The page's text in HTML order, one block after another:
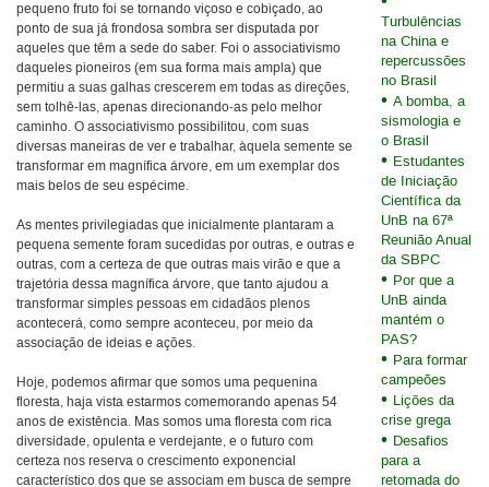
pequeno fruto foi se tornando viçoso e cobiçado, ao
ponto de sua já frondosa sombra ser disputada por
aqueles que têm a sede do saber. Foi o associativismo
daqueles pioneiros (em sua forma mais ampla) que
permitiu a suas galhas crescerem em todas as direções,
sem tolhê-las, apenas direcionando-as pelo melhor
caminho. O associativismo possibilitou, com suas
diversas maneiras de ver e trabalhar, àquela semente se
transformar em magnífica árvore, em um exemplar dos
mais belos de seu espécime.
As mentes privilegiadas que inicialmente plantaram a
pequena semente foram sucedidas por outras, e outras e
outras, com a certeza de que outras mais virão e que a
trajetória dessa magnífica árvore, que tanto ajudou a
transformar simples pessoas em cidadãos plenos
acontecerá, como sempre aconteceu, por meio da
associação de ideias e ações.
Hoje, podemos afirmar que somos uma pequenina
floresta, haja vista estarmos comemorando apenas 54
anos de existência. Mas somos uma floresta com rica
diversidade, opulenta e verdejante, e o futuro com
certeza nos reserva o crescimento exponencial
característico dos que se associam em busca de sempre
Turbulências
na China e
repercussões
no Brasil
A bomba, a
sismologia e
o Brasil
Estudantes
de Iniciação
Científica da
UnB na 67ª
Reunião Anual
da SBPC
Por que a
UnB ainda
mantém o
PAS?
Para formar
campeões
Lições da
crise grega
Desafios
para a
retomada do